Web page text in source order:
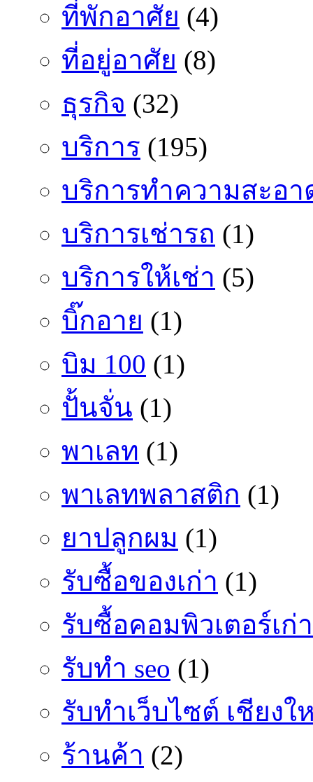
ที่พักอาศัย (4)
ที่อยู่อาศัย (8)
ธุรกิจ (32)
บริการ (195)
บริการทำความสะอา
บริการเช่ารถ (1)
บริการให้เช่า (5)
บิ๊กอาย (1)
บิม 100 (1)
ปั้นจั่น (1)
พาเลท (1)
พาเลทพลาสติก (1)
ยาปลูกผม (1)
รับซื้อของเก่า (1)
รับซื้อคอมพิวเตอร์เก่า
รับทำ seo (1)
รับทำเว็บไซต์ เชียงใ
ร้านค้า (2)